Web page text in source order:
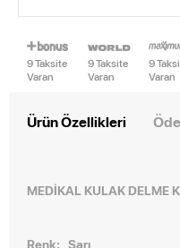
9 Taksite
Varan
9 Taksite
Varan
9
Varan
Ürün Özellikleri
MEDİKAL KULAK DELME
Renk: Sarı